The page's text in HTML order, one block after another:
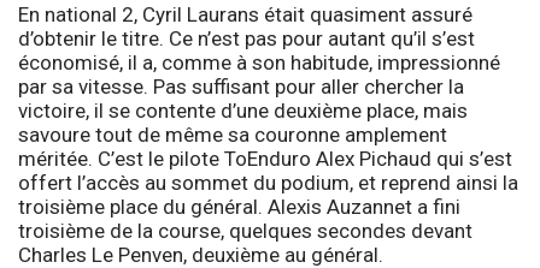
En national 2, Cyril Laurans était quasiment assuré
d’obtenir le titre. Ce n’est pas pour autant qu’il s’est
économisé, il a, comme à son habitude, impressionné
par sa vitesse. Pas suffisant pour aller chercher la
victoire, il se contente d’une deuxième place, mais
savoure tout de même sa couronne amplement
méritée. C’est le pilote ToEnduro Alex Pichaud qui s’est
offert l’accès au sommet du podium, et reprend ainsi la
troisième place du général. Alexis Auzannet a fini
troisième de la course, quelques secondes devant
Charles Le Penven, deuxième au général.